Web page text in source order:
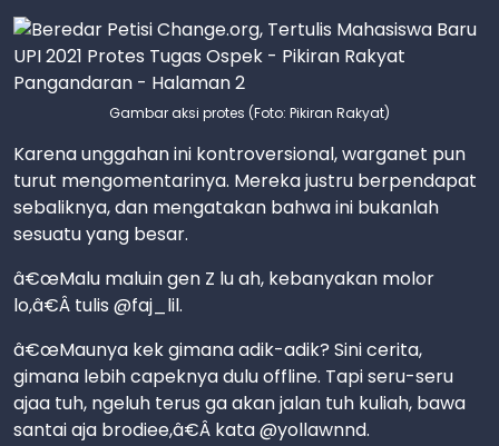
Gambar aksi protes (Foto: Pikiran Rakyat)
Karena unggahan ini kontroversional, warganet pun
turut mengomentarinya. Mereka justru berpendapat
sebaliknya, dan mengatakan bahwa ini bukanlah
sesuatu yang besar.
â€œMalu maluin gen Z lu ah, kebanyakan molor
lo,â€Â tulis @faj_lil.
â€œMaunya kek gimana adik-adik? Sini cerita,
gimana lebih capeknya dulu offline. Tapi seru-seru
ajaa tuh, ngeluh terus ga akan jalan tuh kuliah, bawa
santai aja brodiee,â€Â kata @yollawnnd.